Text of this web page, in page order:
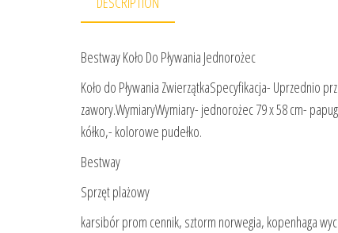
Bestway Koło Do Pływania Jednorożec
Koło do Pływania ZwierzątkaSpecyfikacja- Uprzednio
zawory.WymiaryWymiary- jednorożec 79 x 58 cm-
kółko,- kolorowe pudełko.
Bestway
Sprzęt plażowy
karsibór prom cennik, sztorm norwegia, kopenhaga